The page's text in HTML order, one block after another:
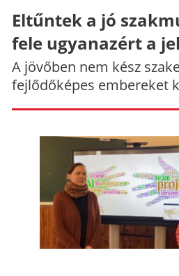
Eltűntek a jó
fele ugyanazért a
A jövőben nem kész
fejlődőképes embereket